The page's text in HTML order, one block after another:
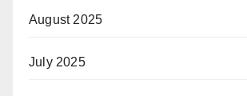
August 2025
July 2025